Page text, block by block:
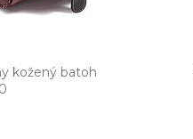
kožený batoh